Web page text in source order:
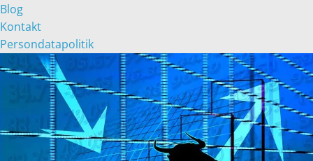
Blog
Kontakt
Persondatapolitik